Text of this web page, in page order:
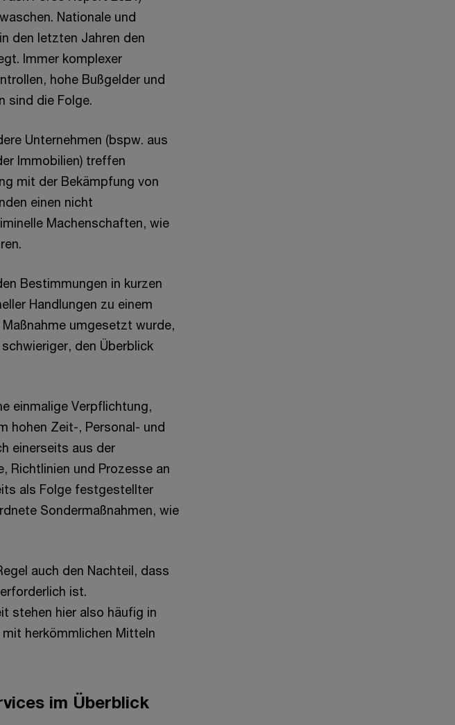
Nationale und
den letzten Jahren den
Immer komplexer
hohe Bußgelder und
sind die Folge.
Unternehmen (bspw. aus
Immobilien) treffen
mit der Bekämpfung von
einen nicht
Machenschaften, wie
Bestimmungen in kurzen
Handlungen zu einem
umgesetzt wurde,
den Überblick
einmalige Verpflichtung,
hohen Zeit-, Personal- und
einerseits aus der
Richtlinien und Prozesse an
als Folge festgestellter
Sondermaßnahmen, wie
auch den Nachteil, dass
ist.
stehen hier also häufig in
herkömmlichen Mitteln
im Überblick